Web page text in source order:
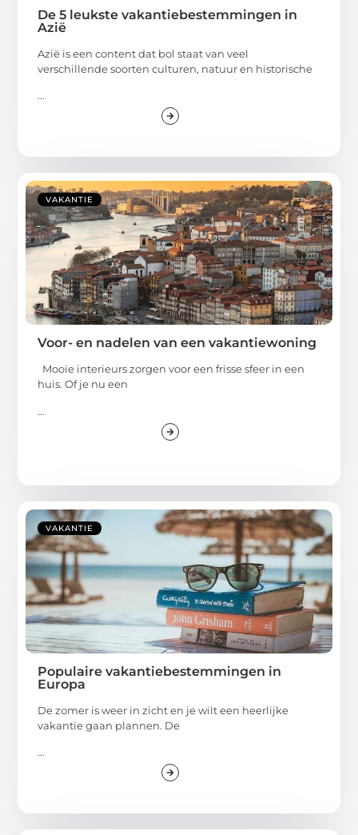
De 5 leukste vakantiebestemmingen in
Azië
Azië is een content dat bol staat van veel
verschillende soorten culturen, natuur en historische
...
VAKANTIE
Voor- en nadelen van een vakantiewoning
Mooie interieurs zorgen voor een frisse sfeer in een
huis. Of je nu een
...
VAKANTIE
Populaire vakantiebestemmingen in
Europa
De zomer is weer in zicht en je wilt een heerlijke
vakantie gaan plannen. De
...